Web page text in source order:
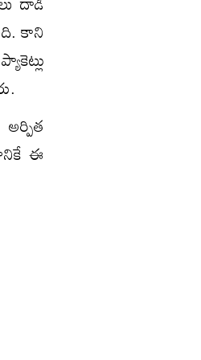
కాని
ఈ